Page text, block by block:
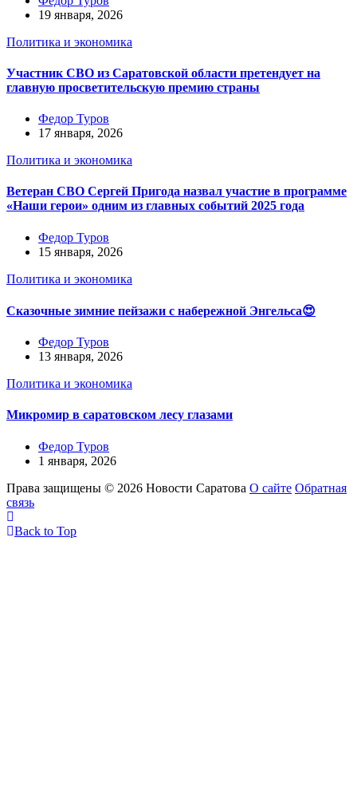
19 января, 2026
Политика и экономика
Участник СВО из Саратовской области претендует на
главную просветительскую премию страны
Федор Туров
17 января, 2026
Политика и экономика
Ветеран СВО Сергей Пригода назвал участие в программе
«Наши герои» одним из главных событий 2025 года
Федор Туров
15 января, 2026
Политика и экономика
Сказочные зимние пейзажи с набережной Энгельса😍
Федор Туров
13 января, 2026
Политика и экономика
Микромир в саратовском лесу глазами
Федор Туров
1 января, 2026
Права защищены © 2026 Новости Саратова О сайте Обратная
связь
Back to Top